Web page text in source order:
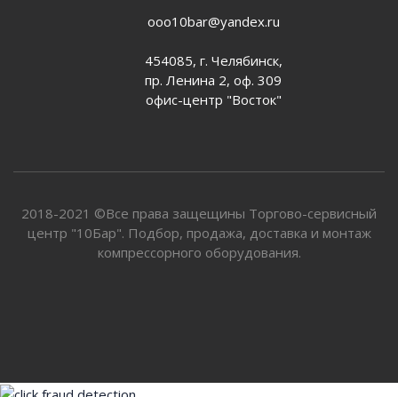
ooo10bar@yandex.ru
454085, г. Челябинск,
пр. Ленина 2, оф. 309
офис-центр "Восток"
2018-2021 ©Все права защещины Торгово-сервисный
центр "10Бар". Подбор, продажа, доставка и монтаж
компрессорного оборудования.